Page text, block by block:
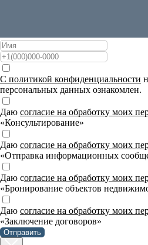
C политикой конфиденциальности
персональных данных ознакомлен.
Даю согласие на обработку моих
«Консультирование»
Даю согласие на обработку моих
«Отправка информационных
Даю согласие на обработку моих
«Бронирование объектов
Даю согласие на обработку моих
«Заключение договоров»
Отправить